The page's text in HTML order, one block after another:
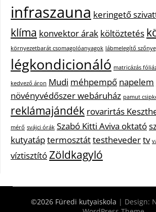
infraszauna keringető
klíma konvektor árak költöztetés
környezetbarát csomagolóanyagok lábmelegítő
légkondicionáló matricázás
kedvező áron Mudi méhpempő napelem
növényvédőszer webáruház pamut
reklámajándék rovarirtás
mérő svájci órák Szabó Kitti Aviva oktató
kutyatáptermosztáttesthevedertv
víztisztítóZöldkagyló
©2026 Füredi kutyaiskola | Design: